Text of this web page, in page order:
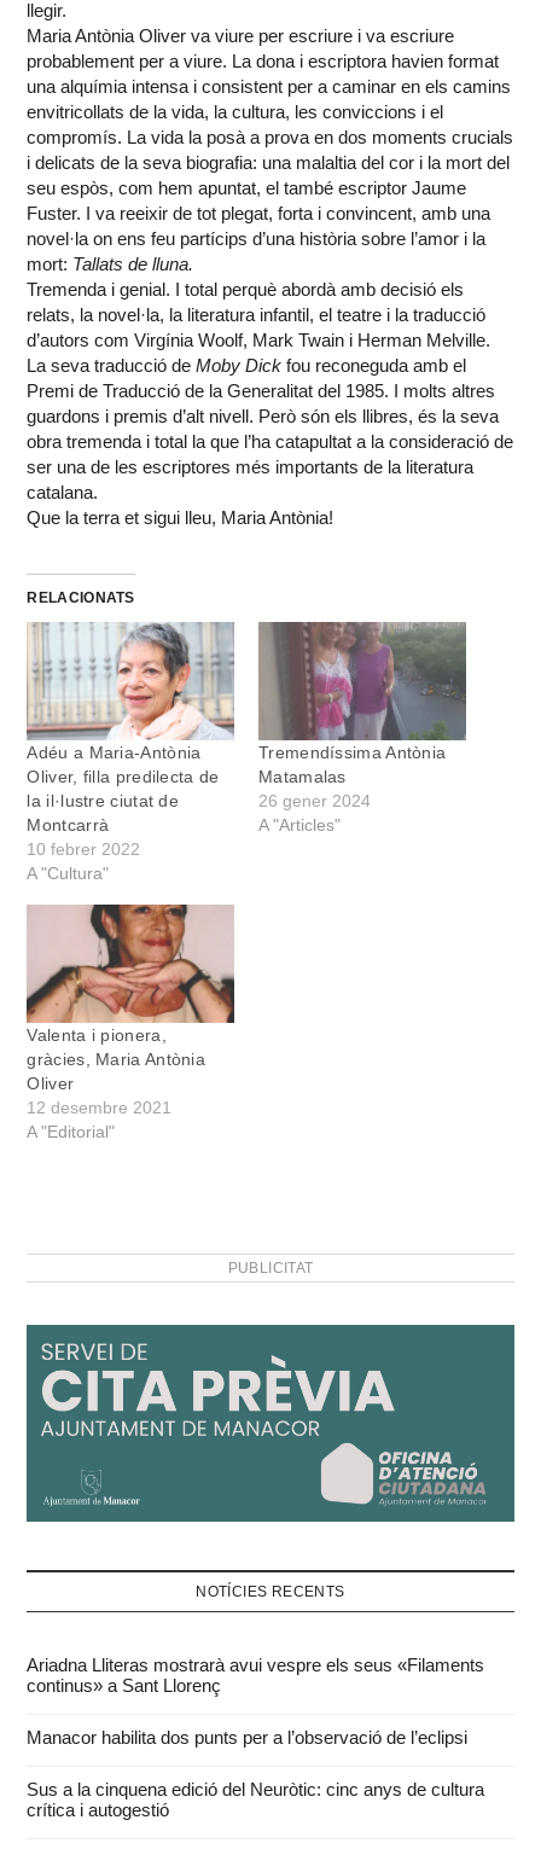
llegir.
Maria Antònia Oliver va viure per escriure i va escriure
probablement per a viure. La dona i escriptora havien format
una alquímia intensa i consistent per a caminar en els camins
envitricollats de la vida, la cultura, les conviccions i el
compromís. La vida la posà a prova en dos moments crucials
i delicats de la seva biografia: una malaltia del cor i la mort del
seu espòs, com hem apuntat, el també escriptor Jaume
Fuster. I va reeixir de tot plegat, forta i convincent, amb una
novel·la on ens feu partícips d’una història sobre l’amor i la
mort: Tallats de lluna.
Tremenda i genial. I total perquè abordà amb decisió els
relats, la novel·la, la literatura infantil, el teatre i la traducció
d’autors com Virgínia Woolf, Mark Twain i Herman Melville.
La seva traducció de Moby Dick fou reconeguda amb el
Premi de Traducció de la Generalitat del 1985. I molts altres
guardons i premis d’alt nivell. Però són els llibres, és la seva
obra tremenda i total la que l’ha catapultat a la consideració de
ser una de les escriptores més importants de la literatura
catalana.
Que la terra et sigui lleu, Maria Antònia!
RELACIONATS
Adéu a Maria-Antònia
Oliver, filla predilecta de
la il·lustre ciutat de
Montcarrà
10 febrer 2022
A "Cultura"
Tremendíssima Antònia
Matamalas
26 gener 2024
A "Articles"
Valenta i pionera,
gràcies, Maria Antònia
Oliver
12 desembre 2021
A "Editorial"
PUBLICITAT
NOTÍCIES RECENTS
Ariadna Lliteras mostrarà avui vespre els seus «Filaments
continus» a Sant Llorenç
Manacor habilita dos punts per a l’observació de l’eclipsi
Sus a la cinquena edició del Neuròtic: cinc anys de cultura
crítica i autogestió